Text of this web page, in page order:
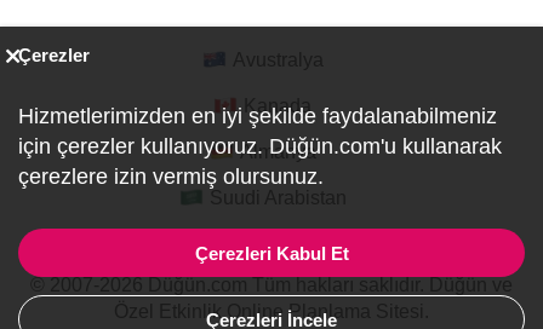
Kanada
Almanya
Özel Etkinlik Online Planlama Sitesi.
Çerezler
Hizmetlerimizden en iyi şekilde faydalanabilmeniz
için çerezler kullanıyoruz. Düğün.com'u kullanarak
çerezlere izin vermiş olursunuz.
Çerezleri Kabul Et
Çerezleri İncele